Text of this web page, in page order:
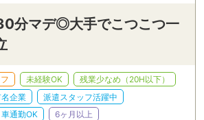
分マデ◎大手でこつこつ一
未経験OK
残業少なめ（20H以下）
企業
派遣スタッフ活躍中
車通勤OK 6ヶ月以上